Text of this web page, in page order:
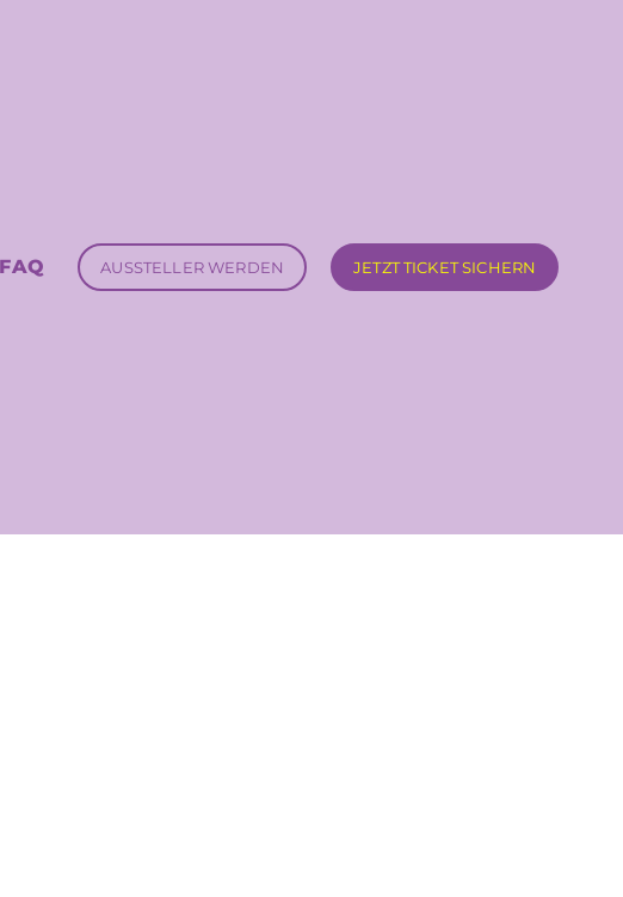
FAQ AUSSTELLER WERDEN JETZT TICKET SICHERN